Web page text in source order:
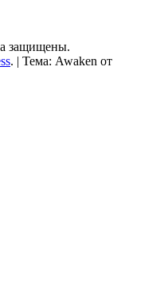
защищены.
. | Тема: Awaken от